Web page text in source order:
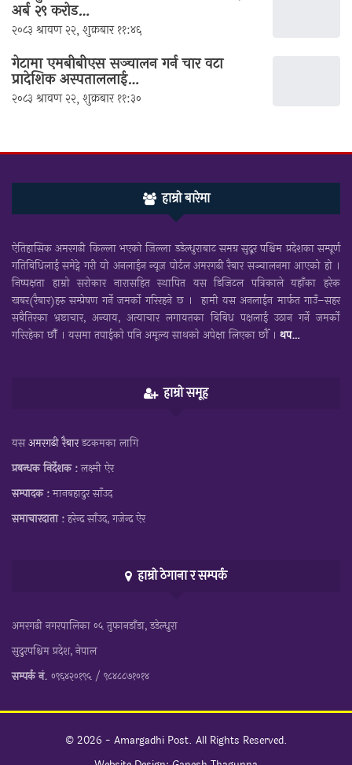
अर्ब २९ करोड…
२०८३ श्रावण २२, शुक्रबार ११:४६
गेटामा एमबीबीएस सञ्चालन गर्न चार वटा
प्रादेशिक अस्पताललाई…
२०८३ श्रावण २२, शुक्रबार ११:३०
हाम्रो बारेमा
ऐतिहासिक अमरगढी किल्ला भएको जिल्ला डडेल्धुराबाट समग्र सुदूर पश्चिम प्रदेशका सम्पूर्ण
गतिबिधिलाई समेट्ने गरी यो अनलाईन न्यूज पोर्टल अमरगढी रैबार सञ्चालनमा आएको हो ।
निष्पक्षता हाम्रो सरोकार नारासहित स्थापित यस डिजिटल पत्रिकाले यहाँका हरेक
खबर(रैबार)हरु सम्प्रेषण गर्ने जमर्को गरिरहने छ । हामी यस अनलाईन मार्फत गाउँ–सहर
सबैतिरका भ्रष्टाचार, अन्याय, अत्याचार लगायतका बिबिध पक्षलाई उठान गर्ने जमर्को
गरिरहेका छौँ । यसमा तपाईकाे पनि अमूल्य साथकाे अपेक्षा लिएका छाैँ । थप…
हाम्रो समूह
यसअमरगढी रैबारडटकमका लागि
प्रबन्धक निर्देशक :लक्ष्मी ऐर
सम्पादक :मानबहादुर साँउद
समाचारदाता :हरेन्द्र साँउद, गजेन्द्र ऐर
हाम्रो ठेगाना र सम्पर्क
अमरगढी नगरपालिका ०५ तुफानडाँडा, डडेल्धुरा
सुदुरपश्चिम प्रदेश, नेपाल
सम्पर्क नं. ०९६४२०१९५ / ९८४८८७१०१४
© 2026 - Amargadhi Post. All Rights Reserved.